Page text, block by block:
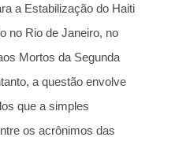
a Estabilização do Haiti
no Rio de Janeiro, no
Mortos da Segunda
a questão envolve
que a simples
os acrônimos das